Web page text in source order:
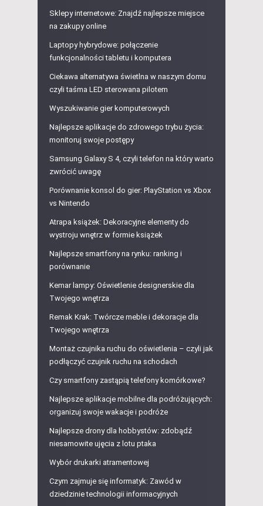
Sklepy internetowe: Znajdź najlepsze miejsce
na zakupy online
Laptopy hybrydowe: połączenie
funkcjonalności tabletu i komputera
Ciekawa alternatywa świetlna w naszym domu
czyli taśma LED sterowana pilotem
Wyszukiwanie gier komputerowych
Najlepsze aplikacje do zdrowego trybu życia:
monitoruj swoje postępy
Samsung Galaxy S 4, czyli telefon na który warto
zwrócić uwagę
Porównanie konsol do gier: PlayStation vs Xbox
vs Nintendo
Atrapa książek: Dekoracyjne elementy do
wystroju wnętrz w formie książek
Najlepsze smartfony na rynku: ranking i
porównanie
Kemar lampy: Oświetlenie designerskie dla
Twojego wnętrza
Remak Krak: Twórcze meble i dekoracje dla
Twojego wnętrza
Montaż czujnika ruchu do oświetlenia – czyli jak
podłączyć czujnik ruchu na schodach
Czy smartfony zastąpią telefony komórkowe?
Najlepsze aplikacje mobilne dla podróżujących:
organizuj swoje wakacje i podróże
Najlepsze drony dla hobbystów: zdobądź
niesamowite ujęcia z lotu ptaka
Wybór drukarki atramentowej
Czym zajmuje się informatyk: Zawód w
dziedzinie technologii informacyjnych